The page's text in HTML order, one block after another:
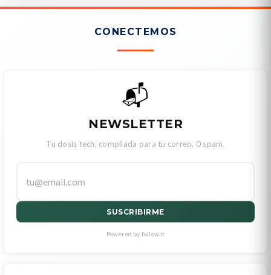
CONECTEMOS
📬
NEWSLETTER
Tu dosis tech, compilada para tu correo. 0 spam.
SUSCRIBIRME
Powered by follow.it